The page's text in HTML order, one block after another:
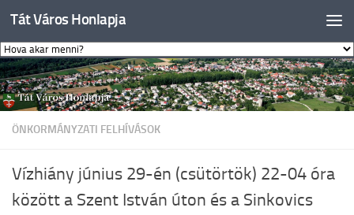
Skip to content
Tát Város Honlapja
ÖNKORMÁNYZATI FELHÍVÁSOK
Vízhiány június 29-én (csütörtök) 22-04 óra
között a Szent István úton és a Sinkovics